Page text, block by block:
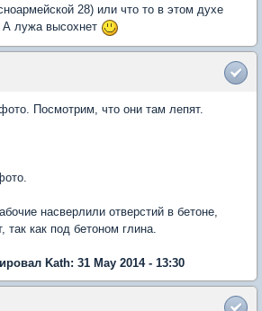
28) или что то в этом духе
А лужа высохнет
Посмотрим, что они там лепят.
насверлили отверстий в бетоне,
так как под бетоном глина.
Kath: 31 May 2014 - 13:30